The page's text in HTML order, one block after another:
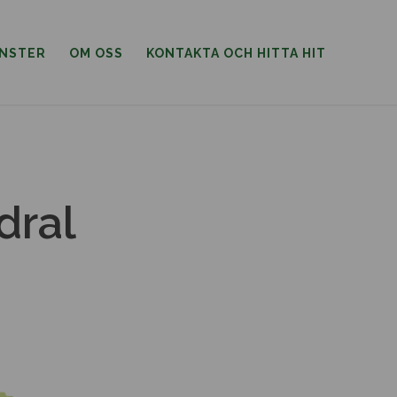
OM OSS KONTAKTA OCH HITTA HIT